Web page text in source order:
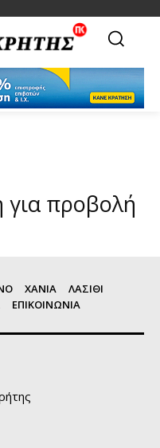
για προβολή
ΧΑΝΙΑ
ΛΑΣΙΘΙ
ΕΠΙΚΟΙΝΩΝΙΑ